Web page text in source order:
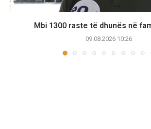
Mbi 1300 raste të dhunës në
09.08.2026 10:26